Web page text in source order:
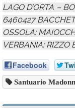
LAGO D’ORTA –
6460427
OSSOLA:
VERBANIA: RIZZO
Facebook
Santuario